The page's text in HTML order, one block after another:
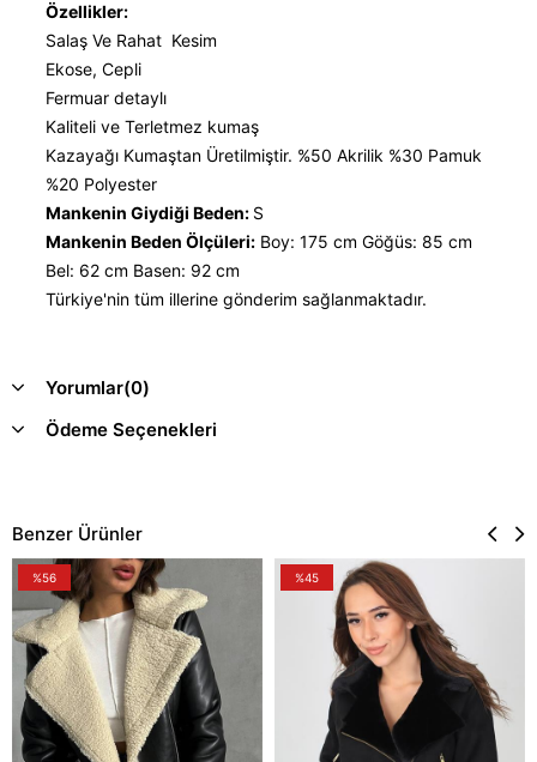
Özellikler:
Salaş Ve Rahat Kesim
Ekose, Cepli
Fermuar detaylı
Kaliteli ve Terletmez kumaş
Kazayağı Kumaştan Üretilmiştir. %50 Akrilik %30 Pamuk
%20 Polyester
Mankenin Giydiği Beden: S
Mankenin Beden Ölçüleri: Boy: 175 cm Göğüs: 85 cm
Bel: 62 cm Basen: 92 cm
Türkiye'nin tüm illerine gönderim sağlanmaktadır.
Yorumlar(0)
Ödeme Seçenekleri
Benzer Ürünler
%56 %45